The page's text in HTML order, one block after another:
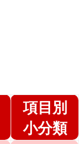
項目別
小分類